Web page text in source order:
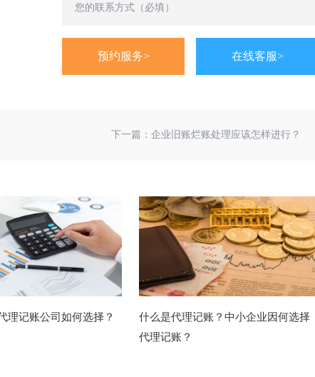
预约服务> 在线客服>
下一篇： 企业旧账烂账处理应该怎样进行？
理记账公司如何选择？
什么是代理记账？中小企业因何选择
代理记账？